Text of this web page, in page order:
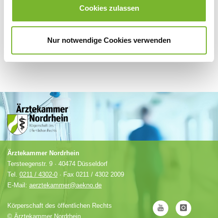
Cookies zulassen
Nur notwendige Cookies verwenden
Ärztekammer Nordrhein
Tersteegenstr. 9 · 40474 Düsseldorf
Tel. 0211 / 4302-0 · Fax 0211 / 4302 2009
E-Mail: aerztekammer@aekno.de
Körperschaft des öffentlichen Rechts
© Ärztekammer Nordrhein